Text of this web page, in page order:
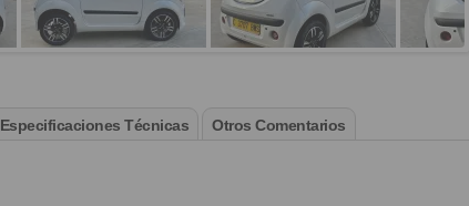
Especificaciones Técnicas Otros Comentarios